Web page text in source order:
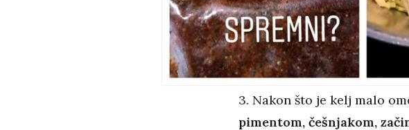
3. Nakon što je kelj malo
pimentom, češnjakom,